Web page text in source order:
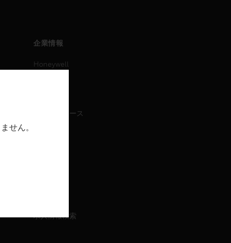
企業情報
Honeywell
プレスリリース
求人情報検索
せん。